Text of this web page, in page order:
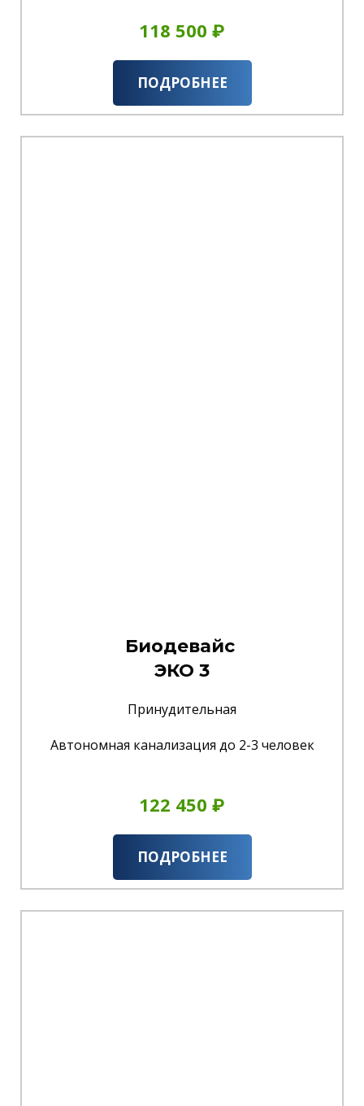
118 500 ₽
ПОДРОБНЕЕ
Биодевайс
ЭКО 3
Принудительная
Автономная канализация до 2-3 человек
122 450 ₽
ПОДРОБНЕЕ